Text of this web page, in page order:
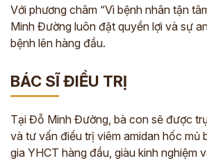
Với phương châm “Vì bệnh nhân tận
Minh Đường luôn đặt quyền lợi và sự
bệnh lên hàng đầu.
BÁC SĨ ĐIỀU TRỊ
Tại Đỗ Minh Đường, bà con sẽ được
và tư vấn điều trị viêm amidan hốc mủ
gia YHCT hàng đầu, giàu kinh nghiệm